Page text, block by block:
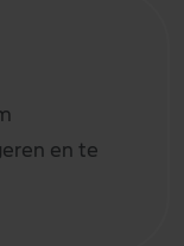
en te